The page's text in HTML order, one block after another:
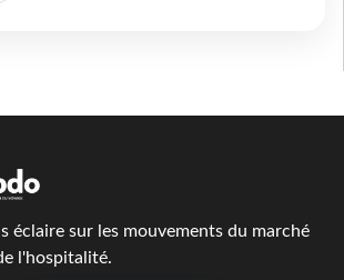
éclaire sur les mouvements du marché
l'hospitalité.